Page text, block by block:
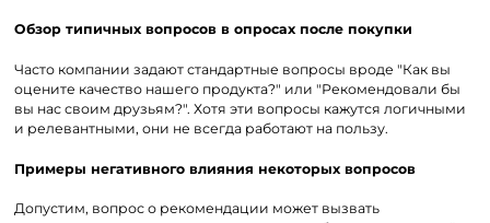
Обзор типичных вопросов в опросах после покупки
Часто компании задают стандартные вопросы вроде "Как вы
оцените качество нашего продукта?" или "Рекомендовали бы
вы нас своим друзьям?". Хотя эти вопросы кажутся логичными
и релевантными, они не всегда работают на пользу.
Примеры негативного влияния некоторых вопросов
Допустим, вопрос о рекомендации может вызвать